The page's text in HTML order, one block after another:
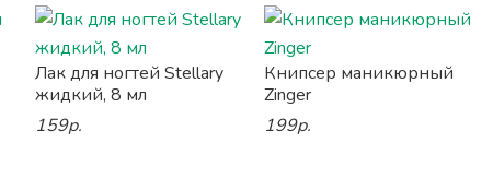
Лак для ногтей Stellary
жидкий, 8 мл
159р.
Книпсер маникюрный
Zinger
199р.